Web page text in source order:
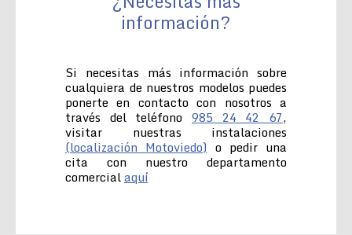
información?
Si necesitas más información sobre
cualquiera de nuestros modelos puedes
ponerte en contacto con nosotros a
través del teléfono 985 24 42 67,
visitar nuestras instalaciones
(localización Motoviedo) o pedir una
cita con nuestro departamento
comercialaquí